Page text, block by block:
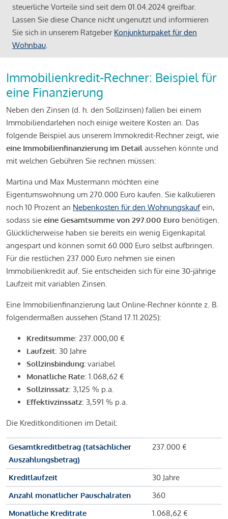
steuerliche Vorteile sind seit dem 01.04.2024 greifbar.
Lassen Sie diese Chance nicht ungenutzt und informieren
Sie sich in unserem Ratgeber Konjunkturpaket für den
Wohnbau.
Immobilienkredit-Rechner: Beispiel für
eine Finanzierung
Neben den Zinsen (d. h. den Sollzinsen) fallen bei einem
Immobiliendarlehen noch einige weitere Kosten an. Das
folgende Beispiel aus unserem Immokredit-Rechner zeigt, wie
eine Immobilienfinanzierung im Detail aussehen könnte und
mit welchen Gebühren Sie rechnen müssen:
Martina und Max Mustermann möchten eine
Eigentumswohnung um 270.000 Euro kaufen. Sie kalkulieren
noch 10 Prozent an Nebenkosten für den Wohnungskaufein,
sodass sie eine Gesamtsumme von 297.000 Euro benötigen.
Glücklicherweise haben sie bereits ein wenig Eigenkapital
angespart und können somit 60.000 Euro selbst aufbringen.
Für die restlichen 237.000 Euro nehmen sie einen
Immobilienkredit auf. Sie entscheiden sich für eine 30-jährige
Laufzeit mit variablen Zinsen.
Eine Immobilienfinanzierung laut Online-Rechner könnte z. B.
folgendermaßen aussehen (Stand 17.11.2025):
Kreditsumme: 237.000,00 €
Laufzeit: 30 Jahre
Sollzinsbindung: variabel
Monatliche Rate: 1.068,62 €
Sollzinssatz: 3,125 % p.a.
Effektivzinssatz: 3,591 % p.a.
Die Kreditkonditionen im Detail:
Gesamtkreditbetrag (tatsächlicher
Auszahlungsbetrag)
237.000 €
Kreditlaufzeit
30 Jahre
Anzahl monatlicher Pauschalraten
360
Monatliche Kreditrate
1.068,62 €